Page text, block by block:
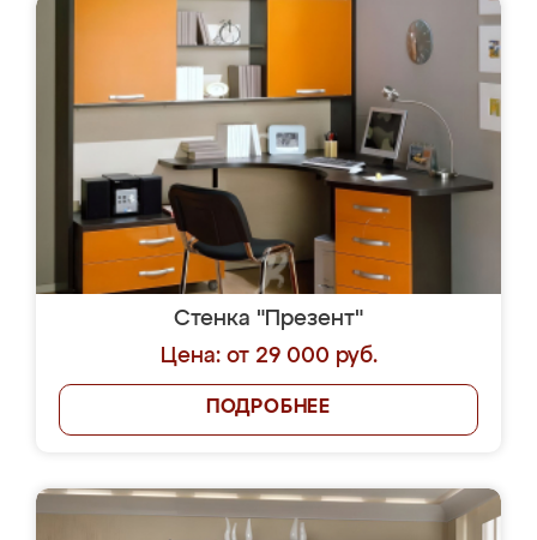
Стенка "Презент"
Цена: от 29 000 руб.
ПОДРОБНЕЕ